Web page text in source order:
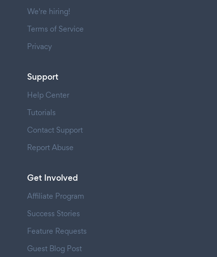
We're hiring!
Terms of Service
Privacy
Support
Help Center
Tutorials
Contact Support
Report Abuse
Get Involved
Affiliate Program
Success Stories
Feature Requests
Guest Blog Post